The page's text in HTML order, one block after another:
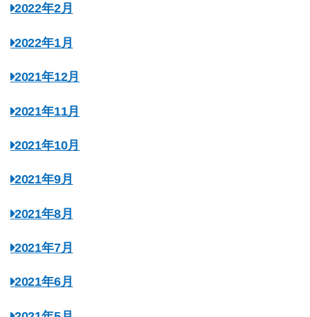
2022年2月
2022年1月
2021年12月
2021年11月
2021年10月
2021年9月
2021年8月
2021年7月
2021年6月